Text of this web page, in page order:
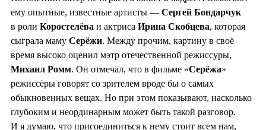
ему опытные, известные артисты — Сергей Бондарчук
в роли Коростелёва и актриса Ирина Скобцева, которая
сыграла маму Серёжи. Между прочим, картину в своё
время высоко оценил мэтр отечественной режиссуры,
Михаил Ромм. Он отмечал, что в фильме «Серёжа»
режиссёры говорят со зрителем вроде бы о самых
обыкновенных вещах. Но при этом показывают, насколько
глубоким и неординарным может быть такой разговор.
И я думаю, что присоединиться к нему стоит всем нам,